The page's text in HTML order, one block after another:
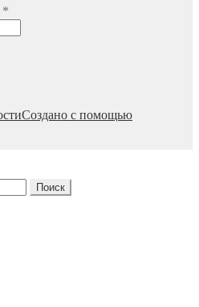
*
Создано с помощью
Поиск